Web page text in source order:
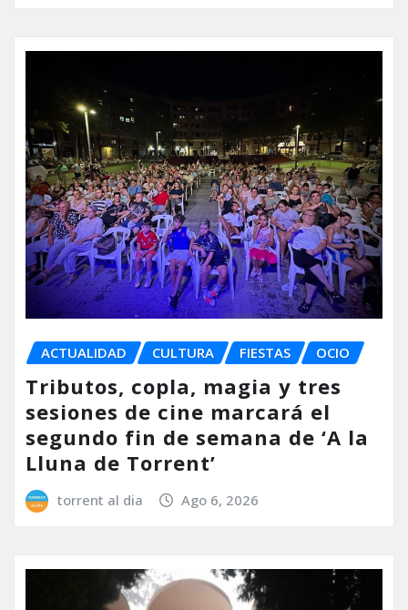
ACTUALIDAD CULTURA FIESTAS OCIO
Tributos, copla, magia y tres
sesiones de cine marcará el
segundo fin de semana de ‘A la
Lluna de Torrent’
torrent al dia Ago 6, 2026